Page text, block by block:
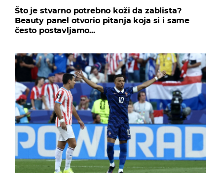
Što je stvarno potrebno koži da zablista?
Beauty panel otvorio pitanja koja si i same
često postavljamo...